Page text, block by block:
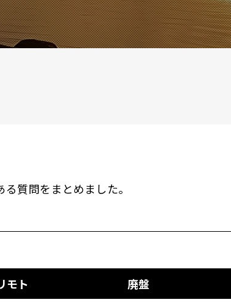
質問をまとめました。
モト 廃盤